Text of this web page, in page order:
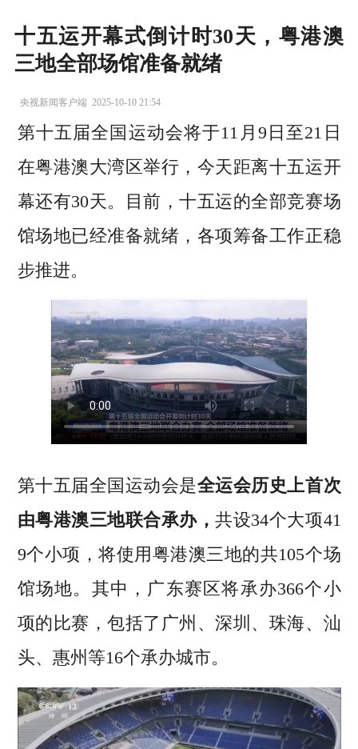
十五运开幕式倒计时30天，粤港澳
三地全部场馆准备就绪
央视新闻客户端 2025-10-10 21:54
第十五届全国运动会将于11月9日至21日
在粤港澳大湾区举行，今天距离十五运开
幕还有30天。目前，十五运的全部竞赛场
馆场地已经准备就绪，各项筹备工作正稳
步推进。
第十五届全国运动会是全运会历史上首次
由粤港澳三地联合承办，共设34个大项41
9个小项，将使用粤港澳三地的共105个场
馆场地。其中，广东赛区将承办366个小
项的比赛，包括了广州、深圳、珠海、汕
头、惠州等16个承办城市。